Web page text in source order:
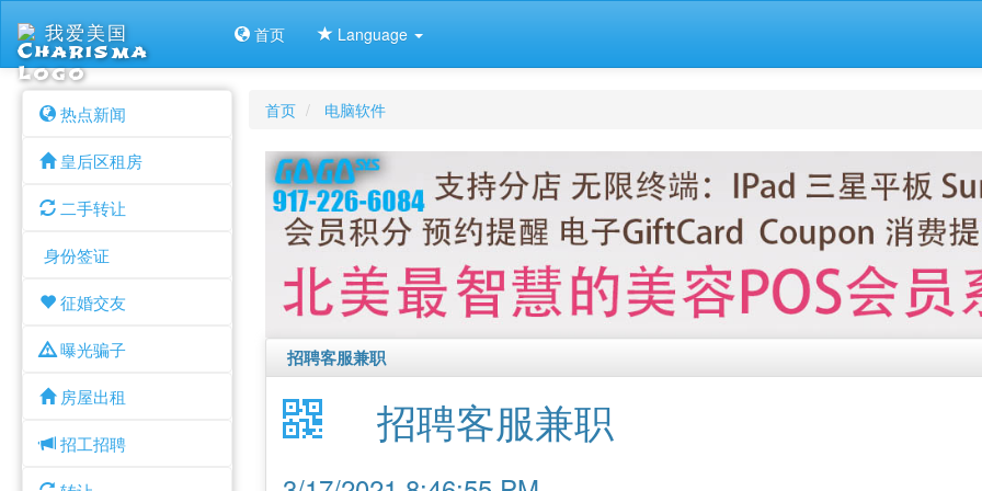
我爱美国 首页 Language
热点新闻
皇后区租房
二手转让
身份签证
征婚交友
曝光骗子
房屋出租
招工招聘
首页 电脑软件
招聘客服兼职
招聘客服兼职